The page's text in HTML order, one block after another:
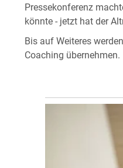
Pressekonferenz
könnte - jetzt hat der
Bis auf Weiteres
Coaching übernehmen.